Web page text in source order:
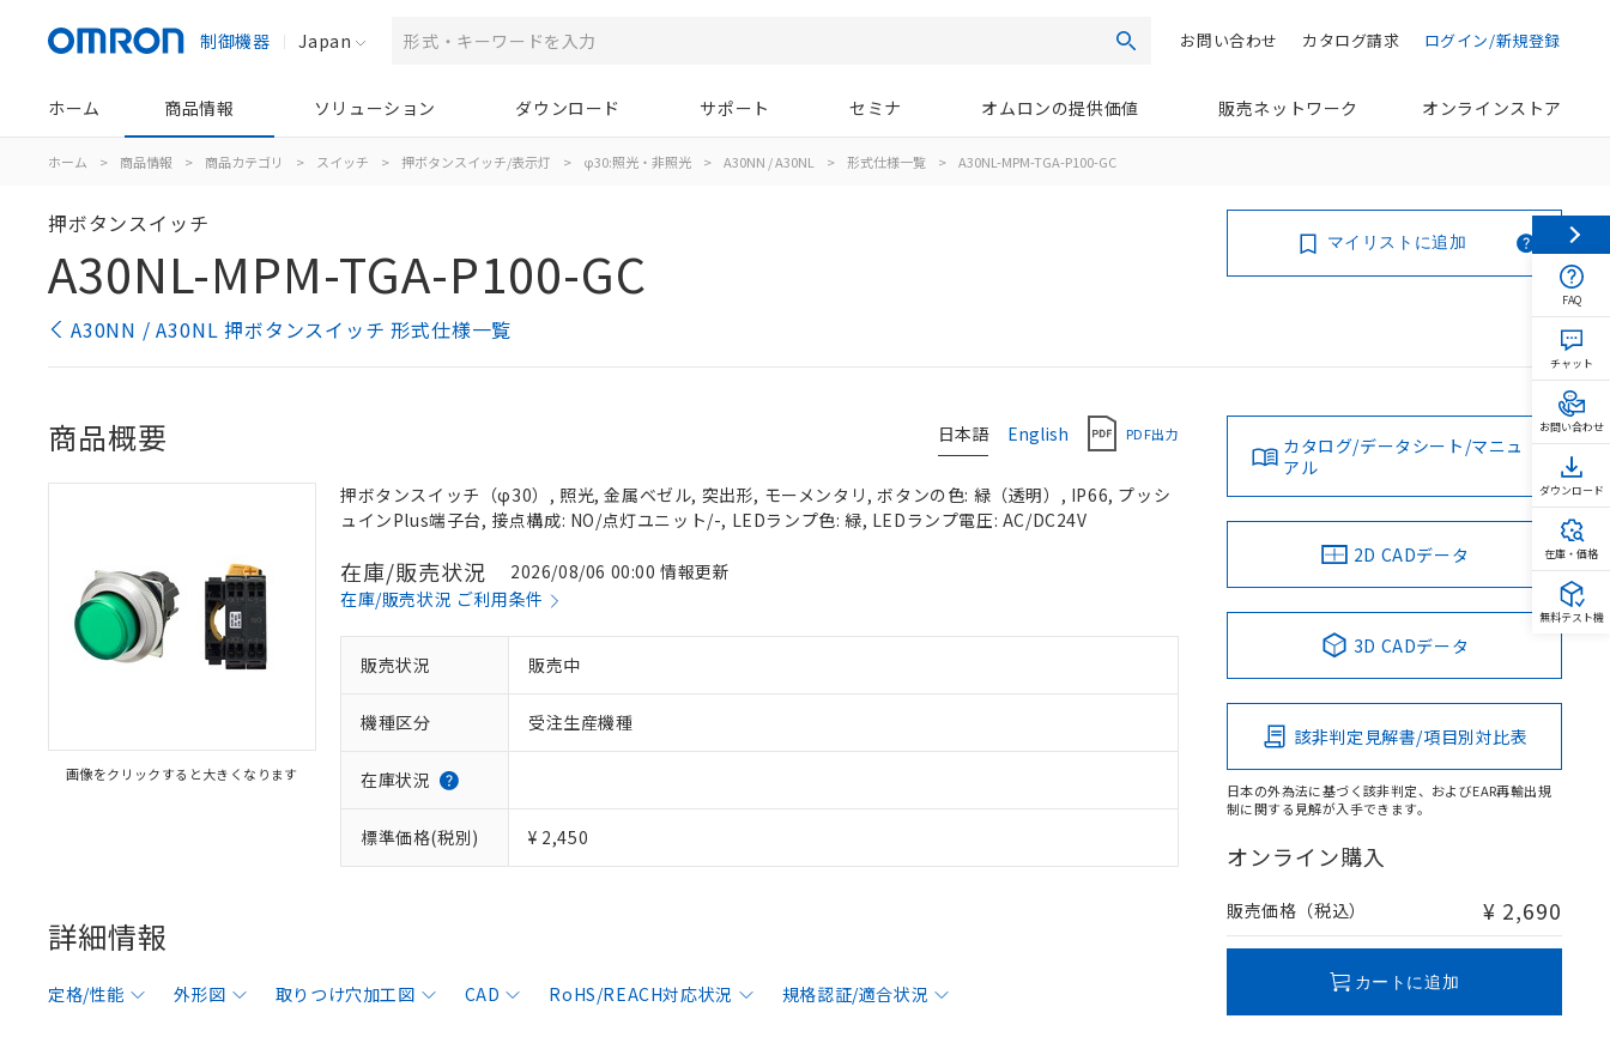
制御機器 Japan 検索 ログイン/新規登録
カタログ請求
お問い合わせ
ホーム 商品情報 ソリューション ダウンロード サポート セミナ オムロンの提供価値 販売ネットワーク オンラインストア
ホーム > 商品情報 > 商品カテゴリ > スイッチ > 押ボタンスイッチ/表示灯 > φ30:照光・非照光 > A30NN / A30NL > 形式仕様一覧 > A30NL-MPM-TGA-P100-GC
押ボタンスイッチ
A30NL-MPM-TGA-P100-GC
A30NN / A30NL 押ボタンスイッチ 形式仕様一覧
マイリストに追加
日本語 English PDF出力
商品概要
画像をクリックすると大きくなります
押ボタンスイッチ（φ30）, 照光, 金属ベゼル, 突出形, モーメンタリ, ボタンの色: 緑（透明）, IP66, プッシ
ュインPlus端子台, 接点構成: NO/点灯ユニット/-, LEDランプ色: 緑, LEDランプ電圧: AC/DC24V
在庫/販売状況
2026/08/06 00:00 情報更新
在庫/販売状況 ご利用条件
販売状況 販売中
機種区分 受注生産機種
在庫状況
標準価格(税別) ¥ 2,450
詳細情報
定格/性能 外形図 取りつけ穴加工図 CAD RoHS/REACH対応状況 規格認証/適合状況
カタログ/データシート/マニュ
アル
2D CADデータ
3D CADデータ
該非判定見解書/項目別対比表
日本の外為法に基づく該非判定、およびEAR再輸出規
制に関する見解が入手できます。
オンライン購入
販売価格（税込） ¥ 2,690
カートに追加
FAQ
チャット
お問い合わせ
ダウンロード
在庫・価格
無料テスト機